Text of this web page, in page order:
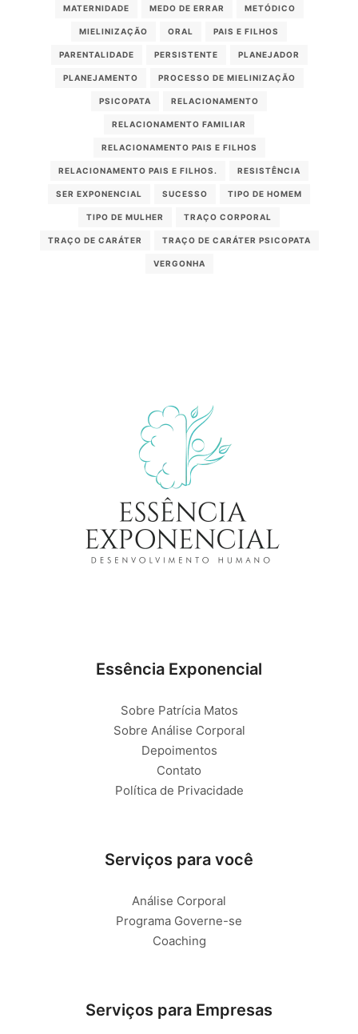
MATERNIDADE MEDO DE ERRAR METÓDICO
MIELINIZAÇÃO ORAL PAIS E FILHOS
PARENTALIDADE PERSISTENTE PLANEJADOR
PLANEJAMENTO PROCESSO DE MIELINIZAÇÃO
PSICOPATA RELACIONAMENTO
RELACIONAMENTO FAMILIAR
RELACIONAMENTO PAIS E FILHOS
RELACIONAMENTO PAIS E FILHOS. RESISTÊNCIA
SER EXPONENCIAL SUCESSO TIPO DE HOMEM
TIPO DE MULHER TRAÇO CORPORAL
TRAÇO DE CARÁTER TRAÇO DE CARÁTER PSICOPATA
VERGONHA
Essência Exponencial
Sobre Patrícia Matos
Sobre Análise Corporal
Depoimentos
Contato
Política de Privacidade
Serviços para você
Análise Corporal
Programa Governe-se
Coaching
Serviços para Empresas